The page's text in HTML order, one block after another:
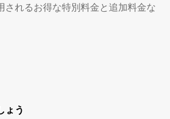
されるお得な特別料金と追加料金な
ょう